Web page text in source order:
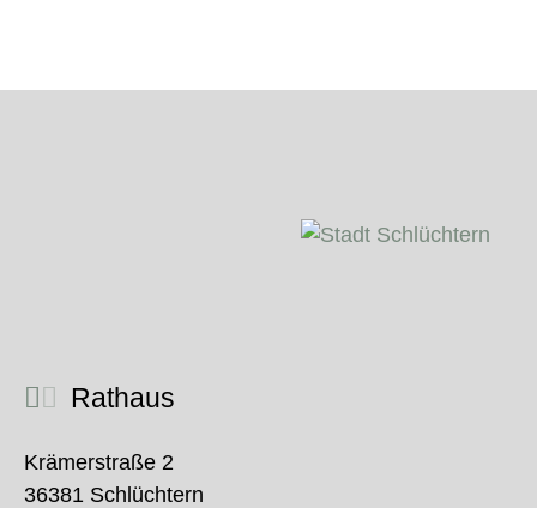
Rathaus
Krämerstraße 2
36381 Schlüchtern